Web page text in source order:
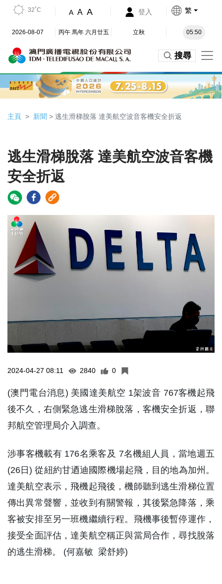
32˚C A A A 登入 繁
2026-08-07 丙午 馬年 六月廿五 立秋 05:50
搜尋
主頁 新聞 > 逃生滑梯脫落 達美航空波音客機安全折返
逃生滑梯脫落 達美航空波音客機
安全折返
2024-04-27 08:11 2840 0
(澳門電台消息) 美國達美航空 1架波音 767客機起飛
後不久，右側緊急逃生滑梯脫落，客機安全折返，聯
邦航空管理局介入調查。
涉事客機載有 176名乘客及 7名機組人員，當地週五
(26日) 從紐約甘迺迪國際機場起飛，目的地為加州。
達美航空表示，飛機起飛後，機師聽到逃生滑梯位置
傳出異常聲響，並收到有關警報，其後緊急降落，乘
客被安排至另一班機繼續行程。飛機事後暫停運作，
接受全面評估，達美航空稱正與當局合作，尋找脫落
的逃生滑梯。 (何嘉敏 梁舒婷)